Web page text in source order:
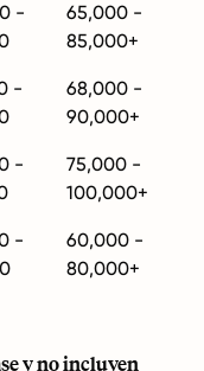
-
65,000 -
85,000+
-
68,000 -
90,000+
-
75,000 -
100,000+
-
60,000 -
80,000+
y no incluyen